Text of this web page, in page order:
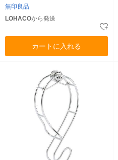
無印良品
LOHACOから発送
カートに入れる